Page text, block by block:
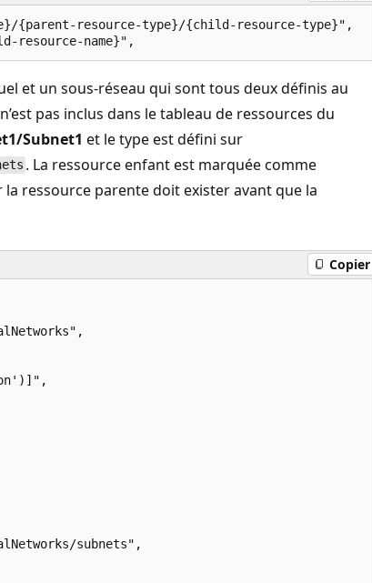
{parent-resource-type}/{child-resource-type}",
et un sous-réseau qui sont tous deux définis au
pas inclus dans le tableau de ressources du
Subnet1 et le type est défini sur
. La ressource enfant est marquée comme
ressource parente doit exister avant que la
Copier
subnets",